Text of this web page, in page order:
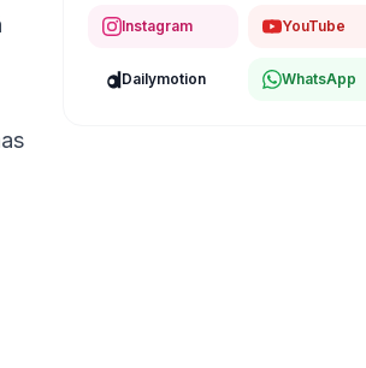
Instagram YouTube
Dailymotion WhatsApp